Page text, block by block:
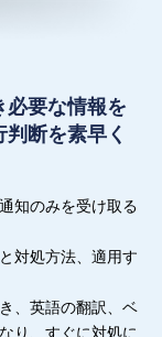
必要な情報を
断を素早く
知のみを受け取る
対処方法、適用す
、英語の翻訳、ベ
り、すぐに対処に